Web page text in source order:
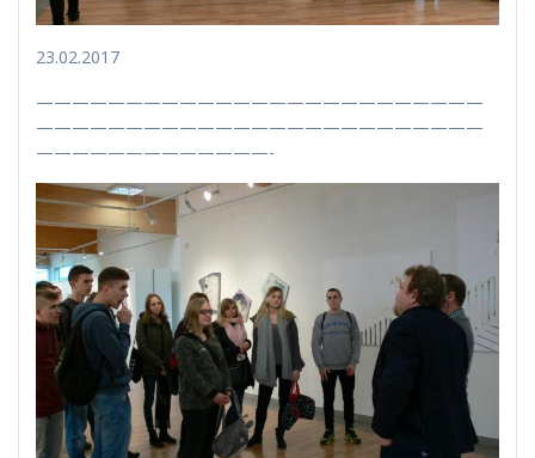
23.02.2017
—————————————————————————
—————————————————————————
—————————————-